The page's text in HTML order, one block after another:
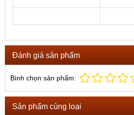
Đánh giá sản phẩm
Bình chọn sản phẩm:
Sản phẩm cùng loại